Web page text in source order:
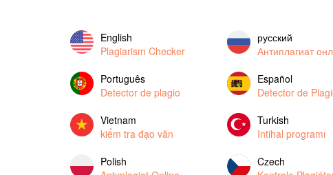
English
Plagiarism Checker
русский
Антиплагиат
Português
Detector de plagio
Español
Detector de
Vietnam
kiểm tra đạo văn
Turkish
Intihal programı
Polish
Czech